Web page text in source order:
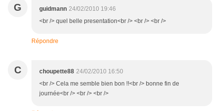
G guidmann 24/02/2010 19:46
<br /> quel belle presentation<br /> <br /> <br />
Répondre
C choupette88 24/02/2010 16:50
<br /> Cela me semble bien bon !!<br /> bonne fin de
journée<br /> <br /> <br />